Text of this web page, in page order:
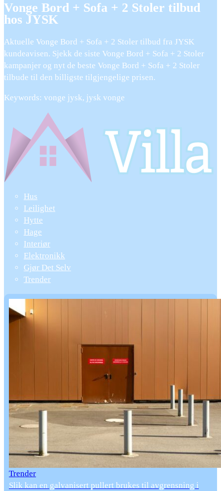
Vonge Bord + Sofa + 2 Stoler tilbud
hos JYSK
Aktuelle Vonge Bord + Sofa + 2 Stoler tilbud fra JYSK
kundeavisen. Sjekk de siste Vonge Bord + Sofa + 2 Stoler
kampanjer og nyt de beste Vonge Bord + Sofa + 2 Stoler
tilbude til den billigste tilgjengelige prisen.
Keywords: vonge jysk, jysk vonge
Hus
Leilighet
Hytte
Hage
Interiør
Elektronikk
Gjør Det Selv
Trender
Trender
Slik kan en galvanisert pullert brukes til avgrensning i